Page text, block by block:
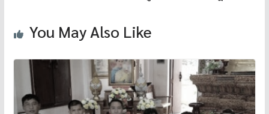
You May Also Like